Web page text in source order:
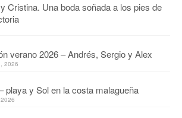
Cristina. Una boda soñada a los pies de
verano 2026 – Andrés, Sergio y Alex
2026
playa y Sol en la costa malagueña